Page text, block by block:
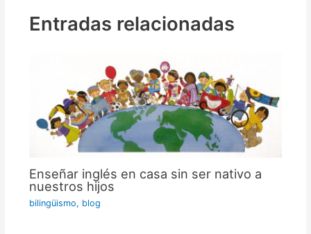
Entradas relacionadas
Enseñar inglés en casa sin ser nativo a
nuestros hijos
bilingüismo, blog